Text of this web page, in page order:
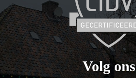
Volg ons